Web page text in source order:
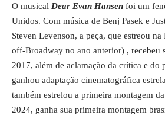
O musical Dear Evan Hansen foi um
Unidos. Com música de Benj Pasek e
Steven Levenson, a peça, que estreou
off-Broadway no ano anterior) , recebeu
2017, além de aclamação da crítica e do
ganhou adaptação cinematográfica
também estrelou a primeira montagem
2024, ganha sua primeira montagem